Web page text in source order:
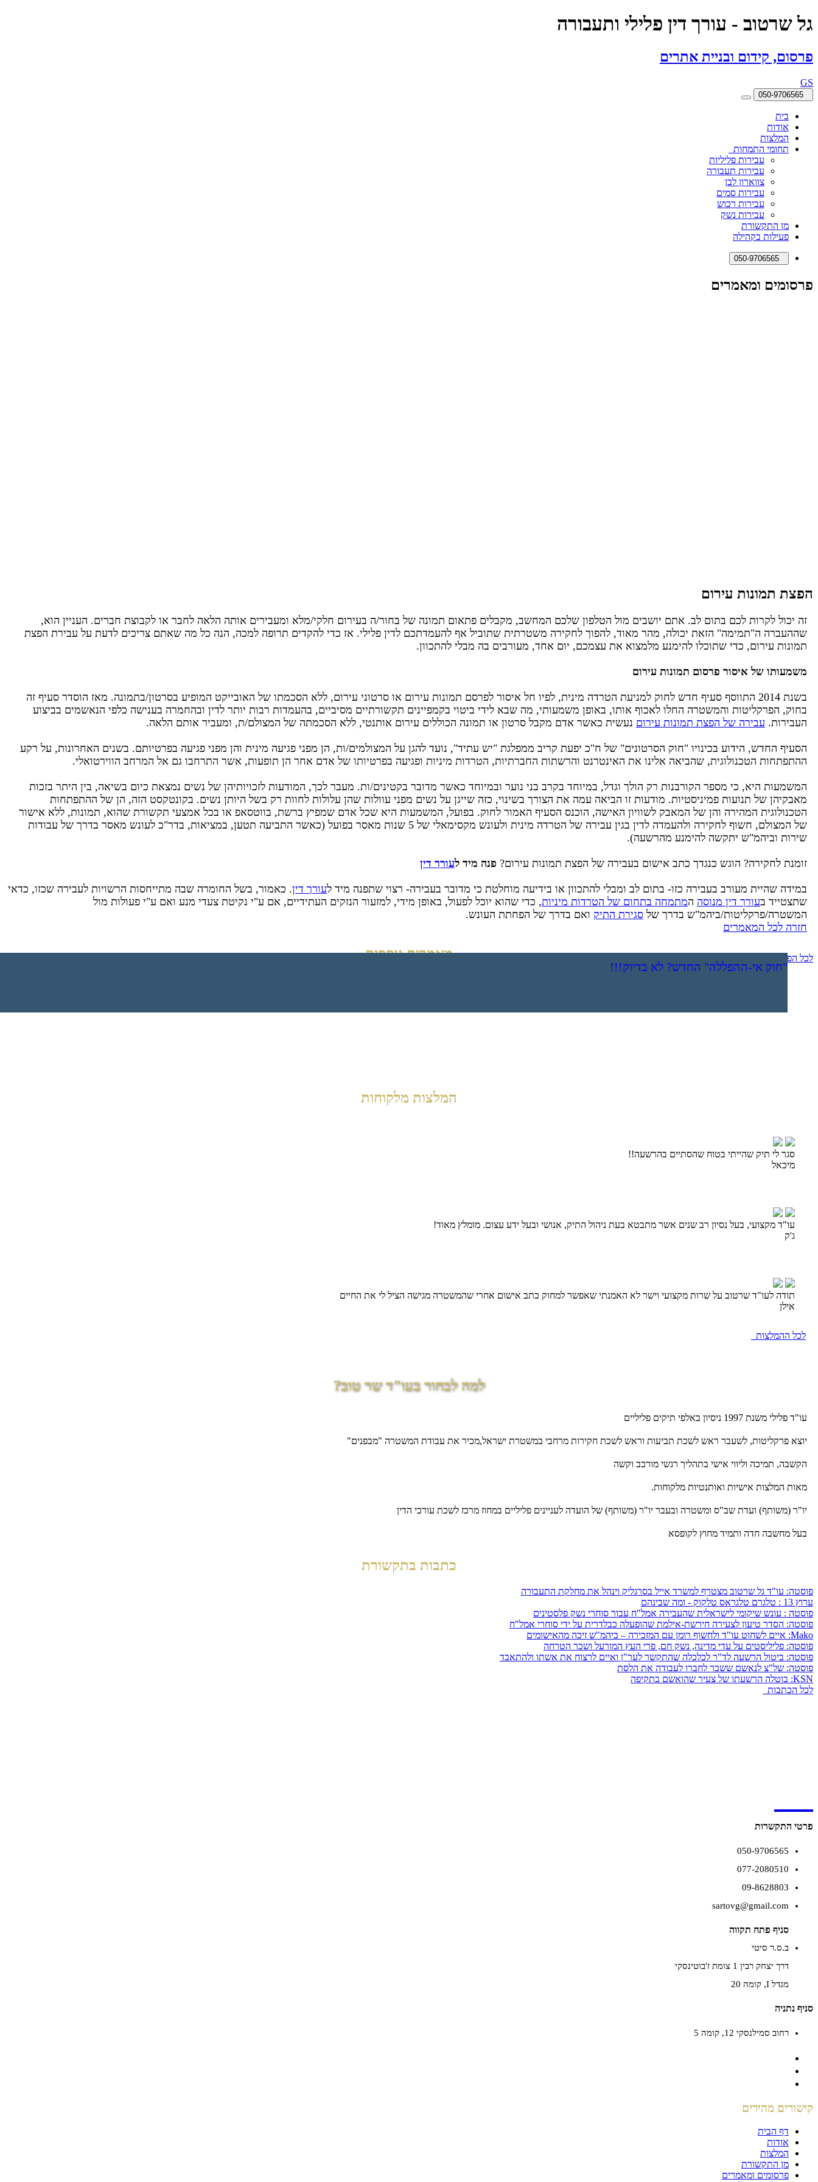
גל שרטוב - עורך דין פלילי ותעבורה
פרסום, קידום ובניית אתרים
GS
בית
אודות
המלצות
תחומי התמחות
עבירות פליליות
עבירות תעבורה
צווארון לבן
עבירות סמים
עבירות רכוש
עבירות נשק
מן התקשורת
פעילות בקהילה
פרסומים ומאמרים
הפצת תמונות עירום
זה יכול לקרות לכם בתום לב. אתם יושבים מול הטלפון שלכם המחשב, מקבלים פתאום תמונה של בחור/ה בעירום חלקי/מלא ומעבירים אותה הלאה לחבר או לקבוצת חברים. העניין הוא,
שההעברה ה"תמימה" הזאת יכולה, מהר מאוד, להפוך לחקירה משטרתית שתוביל אף להעמדתכם לדין פלילי. אז כדי להקדים תרופה למכה, הנה כל מה שאתם צריכים לדעת על עבירת הפצת
תמונות עירום, כדי שתוכלו להימנע מלמצוא את עצמכם, יום אחד, מעורבים בה מבלי להתכוון.
משמעותו של איסור פרסום תמונות עירום
בשנת 2014 התווסף סעיף חדש לחוק למניעת הטרדה מינית, לפיו חל איסור לפרסם תמונות עירום או סרטוני עירום, ללא הסכמתו של האובייקט המופיע בסרטון/בתמונה. מאז הוסדר סעיף זה
בחוק, הפרקליטות והמשטרה החלו לאכוף אותו, באופן משמעותי, מה שבא לידי ביטוי בקמפיינים תקשורתיים מסיביים, בהעמדות רבות יותר לדין ובהחמרה בענישה כלפי הנאשמים בביצוע
העבירות. עבירה של הפצת תמונות עירום נעשית כאשר אדם מקבל סרטון או תמונה הכוללים עירום אותנטי, ללא הסכמתה של המצולם/ת, ומעביר אותם הלאה.
הסעיף החדש, הידוע בכינויו "חוק הסרטונים" של ח"כ יפעת קריב ממפלגת "יש עתיד", נועד להגן על המצולמים/ות, הן מפני פגיעה מינית והן מפני פגיעה בפרטיותם. בשנים האחרונות, על רקע
ההתפתחות הטכנולוגית, שהביאה אלינו את האינטרנט והרשתות החברתיות, הטרדות מיניות ופגיעה בפרטיותו של אדם אחר הן תופעות, אשר התרחבו גם אל המרחב הווירטואלי.
המשמעות היא, כי מספר הקורבנות רק הולך וגדל, במיוחד בקרב בני נוער ובמיוחד כאשר מדובר בקטינים/ות. מעבר לכך, המודעות לזכויותיהן של נשים נמצאת כיום בשיאה, בין היתר בזכות
מאבקיהן של תנועות פמיניסטיות. מודעות זו הביאה עמה את הצורך בשינוי, כזה שייגן על נשים מפני עוולות שהן עלולות לחוות רק בשל היותן נשים. בקונטקסט הזה, הן של ההתפתחות
הטכנולוגית המהירה והן של המאבק לשוויון האישה, הוכנס הסעיף האמור לחוק. בפועל, המשמעות היא שכל אדם שמפיץ ברשת, בווטסאפ או בכל אמצעי תקשורת שהוא, תמונות, ללא אישור
של המצולם, חשוף לחקירה ולהעמדה לדין בגין עבירה של הטרדה מינית ולעונש מקסימאלי של 5 שנות מאסר בפועל (כאשר התביעה תטען, במציאות, בדר"כ לעונש מאסר בדרך של עבודות
שירות וביהמ"ש יתקשה להימנע מהרשעה).
זומנת לחקירה? הוגש כנגדך כתב אישום בעבירה של הפצת תמונות עירום? פנה מיד לעורך דין
במידה שהיית מעורב בעבירה כזו- בתום לב ומבלי להתכוון או בידיעה מוחלטת כי מדובר בעבירה- רצוי שתפנה מיד לעורך דין. כאמור, בשל החומרה שבה מתייחסות הרשויות לעבירה שכזו, כדאי
שתצטייד בעורך דין מנוסה המתמחה בתחום של הטרדות מיניות, כדי שהוא יוכל לפעול, באופן מידי, למזעור הנזקים העתידיים, אם ע"י נקיטת צעדי מנע ואם ע"י פעולות מול
המשטרה/פרקליטות/ביהמ"ש בדרך של סגירת התיק ואם בדרך של הפחתת העונש.
חזרה לכל המאמרים
מאמרים נוספים
צו הגנה במקרה של אלימות במשפחה
גניבה מסופר פארם
מחיקת כתב אישום פלילי
מחיקת רישום משטרתי
הייתם מעורבים בתאונה? - קבלו מידע חשוב וקריטי!
היתרונות והחסרונות של עסקת טיעון
שימוש המשטרה במדובבים - סכנה להרשעת שווא
נעצרת? זומנת לחקירה? אתה חייב לקרא את זה!!!
"חוק אי-ההפללה" החדש? לא בדיוק!!!
לכל הפרסומים
המלצות מלקוחות
סגר לי תיק שהייתי בטוח שהסתיים בהרשעה!!
מיכאל
עו"ד מקצועי, בעל נסיון רב שנים אשר מתבטא בעת ניהול התיק, אנושי ובעל ידע עצום. מומלץ מאוד!
ג'ק
תודה לעו"ד שרטוב על שרות מקצועי וישר לא האמנתי שאפשר למחוק כתב אישום אחרי שהמשטרה מגישה הציל לי את החיים
אילן
לכל ההמלצות
למה לבחור בעו"ד שר טוב?
עו"ד פלילי משנת 1997 ניסיון באלפי תיקים פליליים
יוצא פרקליטות, לשעבר ראש לשכת תביעות וראש לשכת חקירות מרחבי במשטרת ישראל,מכיר את עבודת המשטרה "מבפנים"
הקשבה, תמיכה וליווי אישי בתהליך רגשי מורכב וקשה
מאות המלצות אישיות ואותנטיות מלקוחות.
יו"ר (משותף) ועדת שב"ס ומשטרה ובעבר יו"ר (משותף) של הועדה לעניינים פליליים במחוז מרכז לשכת עורכי הדין
בעל מחשבה חדה ותמיד מחוץ לקופסא
כתבות בתקשורת
פוסטה: עו"ד גל שרטוב מצטרף למשרד אייל בסרגליק וינהל את מחלקת התעבורה
ערוץ 13 : טלגרם טלגראס טלקוק - ומה שבינהם
פוסטה : עונש שיקומי לישראלית שהעבירה אמל"ח עבור סוחרי נשק פלסטינים
פוסטה: הסדר טיעון לצעירה חירשת-אילמת שהופעלה כבלדרית על ידי סוחרי אמל"ח
Mako: איים לשחוט עו"ד ולחשוף רומן עם המזכירה – ביהמ"ש זיכה מהאישומים
פוסטה: פליליסטים על עדי מדינה, נשק חם, פרי העץ המורעל ושכר הטרחה
פוסטה: ביטול הרשעה לד"ר לכלכלה שהתקשר לער"ן ואיים לרצוח את אשתו ולהתאבד
פוסטה: של"צ לנאשם ששבר לחברו לעבודה את הלסת
KSN: בוטלה הרשעתו של צעיר שהואשם בתקיפה
לכל הכתבות
פרטי התקשרות
050-9706565
077-2080510
09-8628803
sartovg@gmail.com
סניף פתח תקווה
ב.ס.ר סיטי
דרך יצחק רבין 1 צומת ז'בוטינסקי
מגדל I, קומה 20
סניף נתניה
רחוב סמילנסקי 12, קומה 5
קישורים מהירים
דף הבית
אודות
המלצות
מן התקשורת
פרסומים ומאמרים